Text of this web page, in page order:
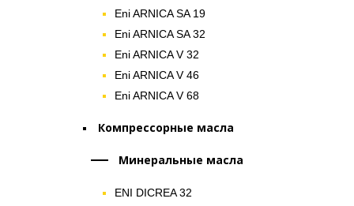
Eni ARNICA SA 19
Eni ARNICA SA 32
Eni ARNICA V 32
Eni ARNICA V 46
Eni ARNICA V 68
Компрессорные масла
Минеральные масла
ENI DICREA 32